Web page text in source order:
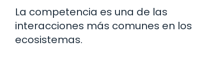
La competencia es una de las
interacciones más comunes en los
ecosistemas.